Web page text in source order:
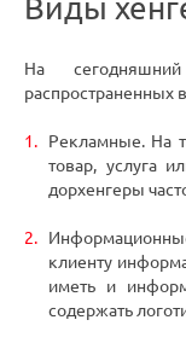
Виды
На
распространенных
Рекламные. На
товар, услуга
дорхенгеры
клиенту
иметь и
содержать